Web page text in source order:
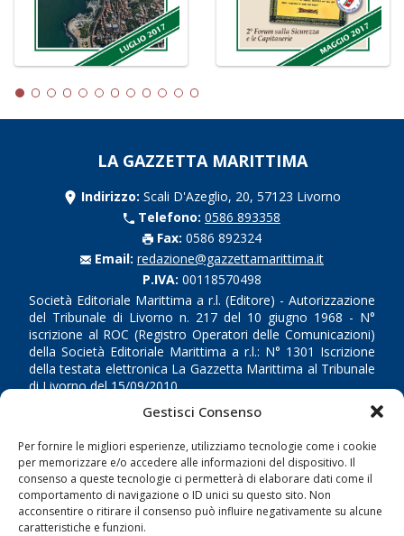
Gestisci Consenso
Per fornire le migliori esperienze, utilizziamo tecnologie come i cookie
per memorizzare e/o accedere alle informazioni del dispositivo. Il
consenso a queste tecnologie ci permetterà di elaborare dati come il
comportamento di navigazione o ID unici su questo sito. Non
acconsentire o ritirare il consenso può influire negativamente su alcune
caratteristiche e funzioni.
LA GAZZETTA MARITTIMA
Indirizzo: Scali D'Azeglio, 20, 57123 Livorno
Telefono: 0586 893358
Fax: 0586 892324
Email: redazione@gazzettamarittima.it
P.IVA: 00118570498
Società Editoriale Marittima a r.l. (Editore) - Autorizzazione
del Tribunale di Livorno n. 217 del 10 giugno 1968 - N°
iscrizione al ROC (Registro Operatori delle Comunicazioni)
della Società Editoriale Marittima a r.l.: N° 1301 Iscrizione
della testata elettronica La Gazzetta Marittima al Tribunale
di Livorno del 15/09/2010.
Shipping
Porti/Interporti
Trasporti